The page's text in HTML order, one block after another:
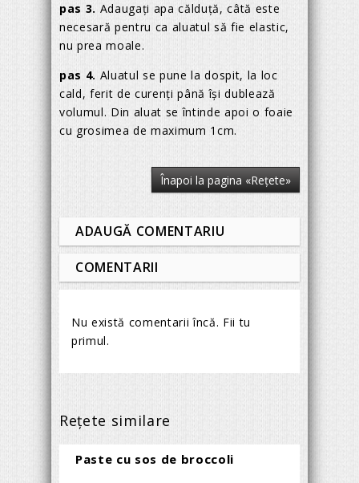
pas 3. Adaugați apa călduță, câtă este
necesară pentru ca aluatul să fie elastic,
nu prea moale.
pas 4. Aluatul se pune la dospit, la loc
cald, ferit de curenți până își dublează
volumul. Din aluat se întinde apoi o foaie
cu grosimea de maximum 1cm.
Înapoi la pagina «Reţete»
ADAUGĂ COMENTARIU
COMENTARII
Nu există comentarii încă. Fii tu
primul.
Reţete similare
Paste cu sos de broccoli